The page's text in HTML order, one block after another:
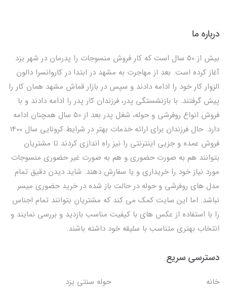
درباره ما
بیش از 50 سال است که کار فروش منسوجات را پدرمان در شهر یزد
آغاز کرده است. بعد از مهاجرت به مشهد در ابتدا در کاروانسرا دالون
الزوار کار خود را ادامه دادند و سپس در بازار قماش مشهد همان کار را
پیش گرفتند. با بازنشستگی پدر، فرزندان کار پدر را ادامه دادند و با
فروش انواع روفرشی و حوله، شغل پدر بعد از 50 سال همچنان ادامه
دارد. حال فرزندان برای ارائه خدمات بهتر در شرایط کرونایی سال 1400
فروش عمده و جزیی اینترنتی را نیز راه اندازی کردند تا مشتریان
بتوانند هم به صورت حضوری و هم به صورت غیر حضوری منسوجات
مورد نیاز خود را خریداری و یا سفارش دهند. شاید دیدن دقیق تمام
مدل های روفرشی و حوله در حالت باز شده در خرید حضوری میسر
نباشد. اما این سایت کمک می کند که مشتریان بتوانند تمام اجناس
را با استفاده از عکس های با کیفیت مناسب بازدید و بررسی نمایند و
انتخاب بهتری متناسب با سلیقه خود داشته باشند.
دسترسی سریع
خانه
حوله سنتی یزد